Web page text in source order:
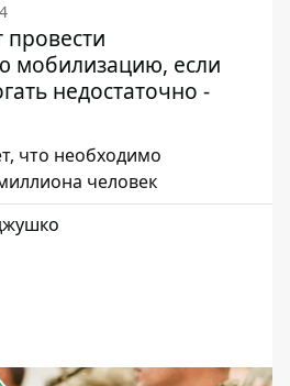
провести
мобилизацию, если
недостаточно -
что необходимо
человек